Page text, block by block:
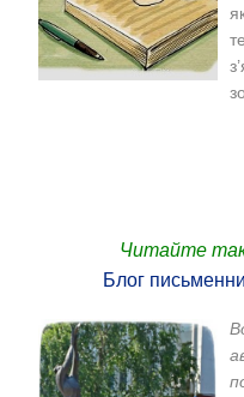
Читайте
Блог